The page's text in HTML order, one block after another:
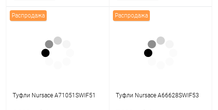
Распродажа
Туфли Nursace A71051SWIF51
Распродажа
Туфли Nursace A66628SWIF53